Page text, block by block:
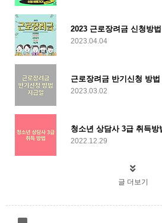
2023 근로장려금 신청방
2023.04.04
근로장려금 반기신청 방
2023.03.02
청소년 상담사 3급 취득방
2022.12.29
글 더보기